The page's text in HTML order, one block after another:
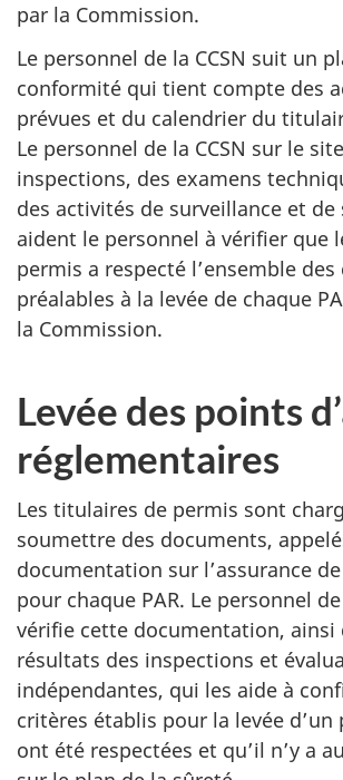
par la Commission.
Le personnel de la CCSN suit un
conformité qui tient compte des
prévues et du calendrier du
Le personnel de la CCSN sur le
inspections, des examens
des activités de surveillance et de
aident le personnel à vérifier que
permis a respecté l’ensemble
préalables à la levée de chaque
la Commission.
Levée des points
réglementaires
Les titulaires de permis sont
soumettre des documents,
documentation sur l’assurance
pour chaque PAR. Le personnel de
vérifie cette documentation, ainsi
résultats des inspections et
indépendantes, qui les aide à
critères établis pour la levée d’un
ont été respectées et qu’il n’y a